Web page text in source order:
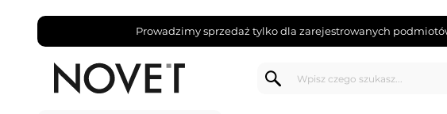
Prowadzimy sprzedaż tylko dla zarejestrowanych